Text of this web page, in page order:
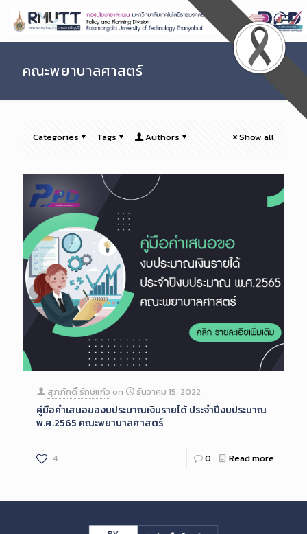
Content
คณะพยาบาลศาสตร์
Categories Tags Authors Show all
สุภภักดิ์ รักษ์แก้ว on ธันวาคม 15, 2022
คู่มือคำเสนอของบประมาณเงินรายได้ ประจำปีงบประมาณ
พ.ศ.2565 คณะพยาบาลศาสตร์
4 0 Read more